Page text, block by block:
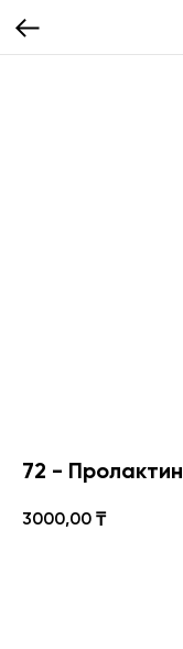
72 - Пролактин
3000,00 ₸